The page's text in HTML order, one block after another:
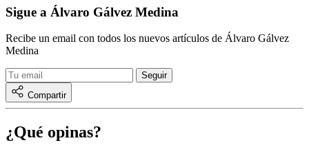
Sigue a Álvaro Gálvez Medina
Recibe un email con todos los nuevos artículos de Álvaro Gálvez
Medina
Compartir
¿Qué opinas?